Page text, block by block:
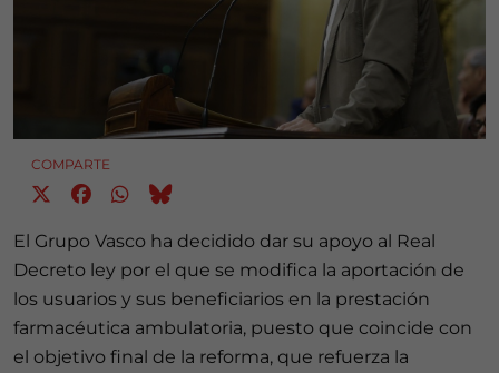
COMPARTE
El Grupo Vasco ha decidido dar su apoyo al Real
Decreto ley por el que se modifica la aportación de
los usuarios y sus beneficiarios en la prestación
farmacéutica ambulatoria, puesto que coincide con
el objetivo final de la reforma, que refuerza la